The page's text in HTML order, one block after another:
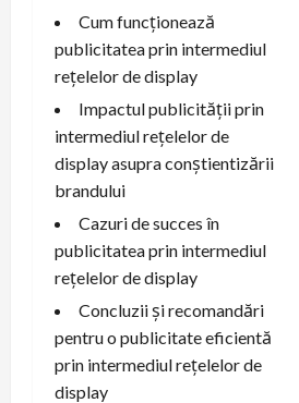
Cum funcționează
publicitatea prin intermediul
rețelelor de display
Impactul publicității prin
intermediul rețelelor de
display asupra conștientizării
brandului
Cazuri de succes în
publicitatea prin intermediul
rețelelor de display
Concluzii și recomandări
pentru o publicitate eficientă
prin intermediul rețelelor de
display